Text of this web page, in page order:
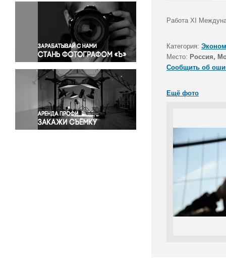
Окружающая среда
Политика
Правосудие
Происшествия и конфликты
Религия
Светская жизнь
Спорт
Экология
Экономика и бизнес
Работа XI
Категория:
Место: Россия,
Сообщить об
Ещё фото